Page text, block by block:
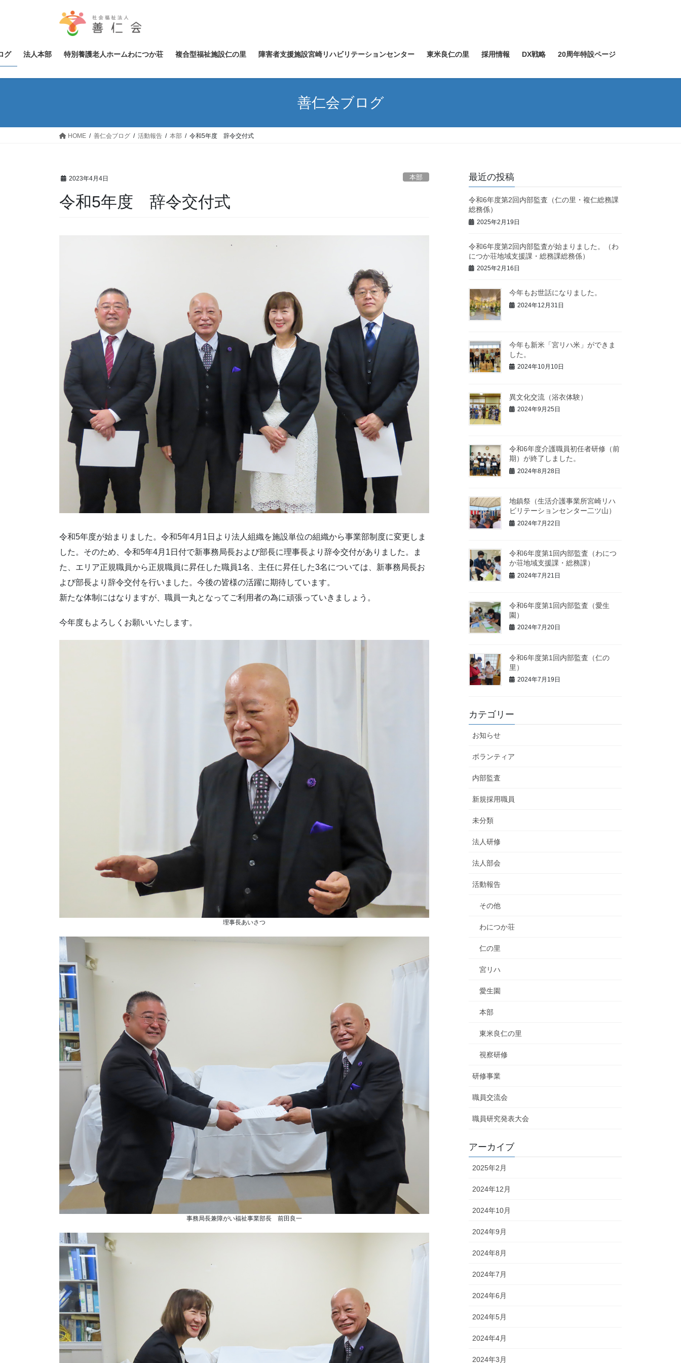
ツ
へ
ス
シ
ョ
ン
グ 法人本部 特別養護老人ホームわにつか荘 複合型福祉施設仁の里 障害者支援施設宮崎リハビリテーションセンター 東米良仁の里 採用情報 DX戦略 20周年特設ページ
善仁会ブログ
HOME 善仁会ブログ 活動報告 本部 令和5年度 辞令交付式
2023年4月4日 本部
令和5年度 辞令交付式
令和5年度が始まりました。令和5年4月1日より法人組織を施設単位の組織から事業部制度に変更しま
した。そのため、令和5年4月1日付で新事務局長および部長に理事長より辞令交付がありました。ま
た、エリア正規職員から正規職員に昇任した職員1名、主任に昇任した3名については、新事務局長お
よび部長より辞令交付を行いました。今後の皆様の活躍に期待しています。
新たな体制にはなりますが、職員一丸となってご利用者の為に頑張っていきましょう。
今年度もよろしくお願いいたします。
理事長あいさつ
事務局長兼障がい福祉事業部長 前田良一
最近の投稿
令和6年度第2回内部監査（仁の里・複仁総務課
総務係）
2025年2月19日
令和6年度第2回内部監査が始まりました。（わ
につか荘地域支援課・総務課総務係）
2025年2月16日
今年もお世話になりました。
2024年12月31日
今年も新米「宮リハ米」ができま
した。
2024年10月10日
異文化交流（浴衣体験）
2024年9月25日
令和6年度介護職員初任者研修（前
期）が終了しました。
2024年8月28日
地鎮祭（生活介護事業所宮崎リハ
ビリテーションセンター二ツ山）
2024年7月22日
令和6年度第1回内部監査（わにつ
か荘地域支援課・総務課）
2024年7月21日
令和6年度第1回内部監査（愛生
園）
2024年7月20日
令和6年度第1回内部監査（仁の
里）
2024年7月19日
カテゴリー
お知らせ
ボランティア
内部監査
新規採用職員
未分類
法人研修
法人部会
活動報告
その他
わにつか荘
仁の里
宮リハ
愛生園
本部
東米良仁の里
視察研修
研修事業
職員交流会
職員研究発表大会
アーカイブ
2025年2月
2024年12月
2024年10月
2024年9月
2024年8月
2024年7月
2024年6月
2024年5月
2024年4月
2024年3月